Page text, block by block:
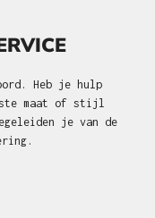
Heb je hulp
maat of stijl
je van de